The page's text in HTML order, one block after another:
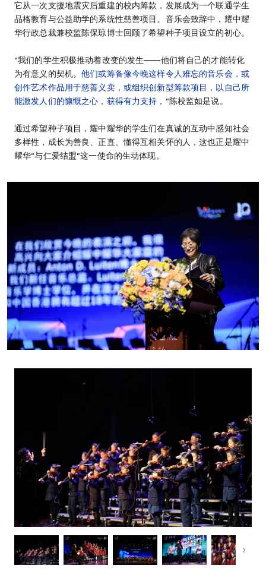
它从一次支援地震灾后重建的校内筹款，发展成为一个联通学生
品格教育与公益助学的系统性慈善项目。音乐会致辞中，耀中耀
华行政总裁兼校监陈保琼博士回顾了希望种子项目设立的初心。
“我们的学生积极推动着改变的发生——他们将自己的才能转化
为有意义的契机。他们或筹备像今晚这样令人难忘的音乐会，或
创作艺术作品用于慈善义卖，或组织创新型筹款项目，以自己所
能激发人们的慷慨之心，获得有力支持 ，”陈校监如是说。
通过希望种子项目，耀中耀华的学生们在真诚的互动中感知社会
多样性，成长为善良、正直、懂得互相关怀的人，这也正是耀中
耀华“与仁爱结盟”这一使命的生动体现。